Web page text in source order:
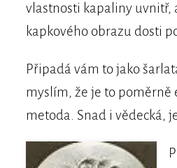
vlastnosti kapaliny uvnitř,
kapkového obrazu dosti
Připadá vám to jako
myslím, že je to poměrně
metoda. Snad i vědecká,